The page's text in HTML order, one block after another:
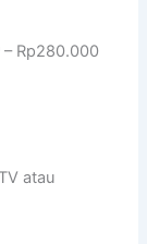
– Rp280.000
atau